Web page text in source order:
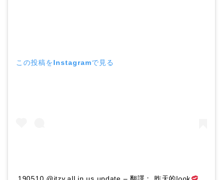
この投稿をInstagramで見る